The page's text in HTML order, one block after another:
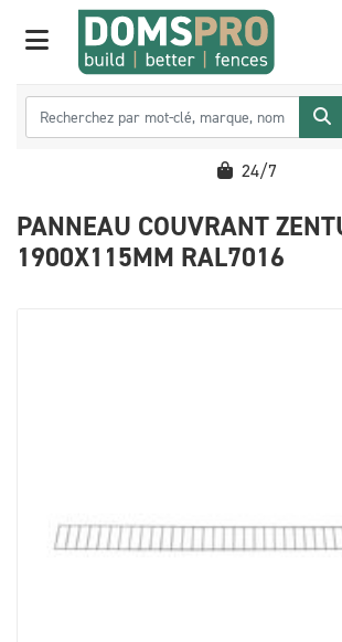
24/7
PANNEAU COUVRANT
1900X115MM RAL7016